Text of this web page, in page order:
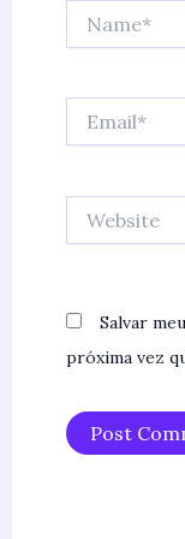
Salvar
próxima vez